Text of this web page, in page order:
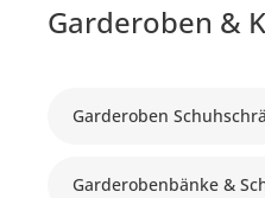
Garderoben &
Garderoben
Garderobenbänke &